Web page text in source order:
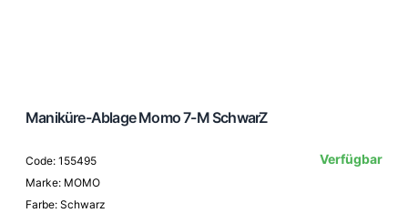
Maniküre-Ablage Momo 7-M SchwarZ
Code: 155495
Marke: MOMO
Farbe: Schwarz
Verfügbar